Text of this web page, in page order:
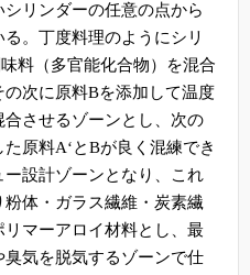
リンダーの任意の点から
。丁度料理のようにシリ
料（多官能化合物）を混合
の次に原料Bを添加して温度
させるゾーンとし、次の
た原料A‘とBが良く混練でき
設計ゾーンとなり、これ
体・ガラス繊維・炭素繊
マーアロイ材料とし、最
気を脱気するゾーンで仕